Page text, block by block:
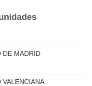
DE MADRID
VALENCIANA